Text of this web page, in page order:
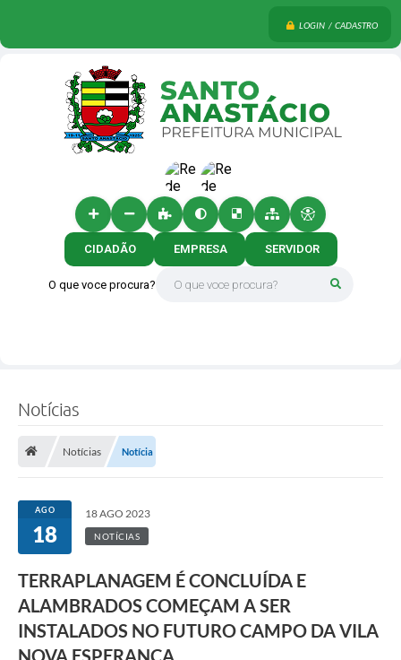
LOGIN / CADASTRO
O que voce procura?
CIDADÃO EMPRESA SERVIDOR
Notícias
Notícias Notícia
AGO
18
18 AGO 2023
NOTÍCIAS
TERRAPLANAGEM É CONCLUÍDA E
ALAMBRADOS COMEÇAM A SER
INSTALADOS NO FUTURO CAMPO DA VILA
NOVA ESPERANÇA